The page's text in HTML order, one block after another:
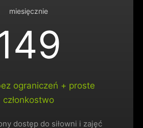
miesięcznie
ograniczeń + proste
członkostwo
dostęp do siłowni i zajęć